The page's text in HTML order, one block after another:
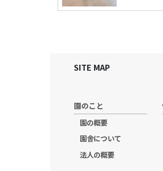
SITE MAP
園のこと
園の概要
園舎について
法人の概要